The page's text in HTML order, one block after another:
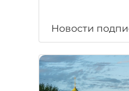
Новости